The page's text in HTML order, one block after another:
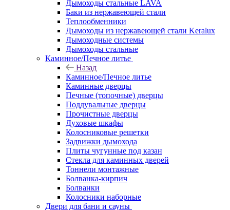
Дымоходы стальные LAVA
Баки из нержавеющей стали
Теплообменники
Дымоходы из нержавеющей стали Keralux
Дымоходные системы
Дымоходы стальные
Каминное/Печное литье
Назад
Каминное/Печное литье
Каминные дверцы
Печные (топочные) дверцы
Поддувальные дверцы
Прочистные дверцы
Духовые шкафы
Колосниковые решетки
Задвижки дымохода
Плиты чугунные под казан
Стекла для каминных дверей
Тоннели монтажные
Болванка-кирпич
Болванки
Колосники наборные
Двери для бани и сауны